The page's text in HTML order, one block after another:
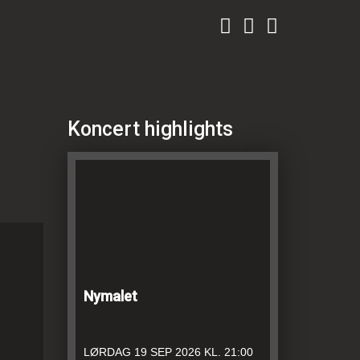
Koncert highlights
Nymalet
LØRDAG 19 SEP 2026 KL. 21:00